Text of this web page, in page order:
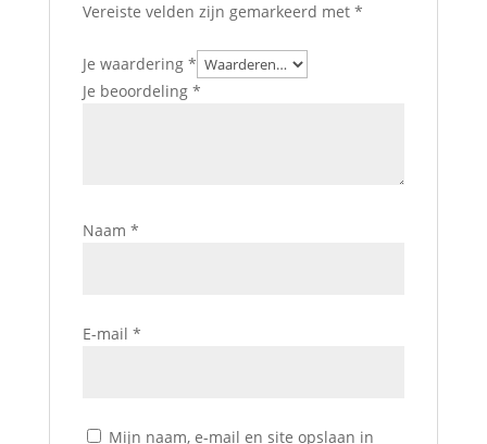
Vereiste velden zijn gemarkeerd met *
Je waardering *
Je beoordeling *
Naam *
E-mail *
Mijn naam, e-mail en site opslaan in